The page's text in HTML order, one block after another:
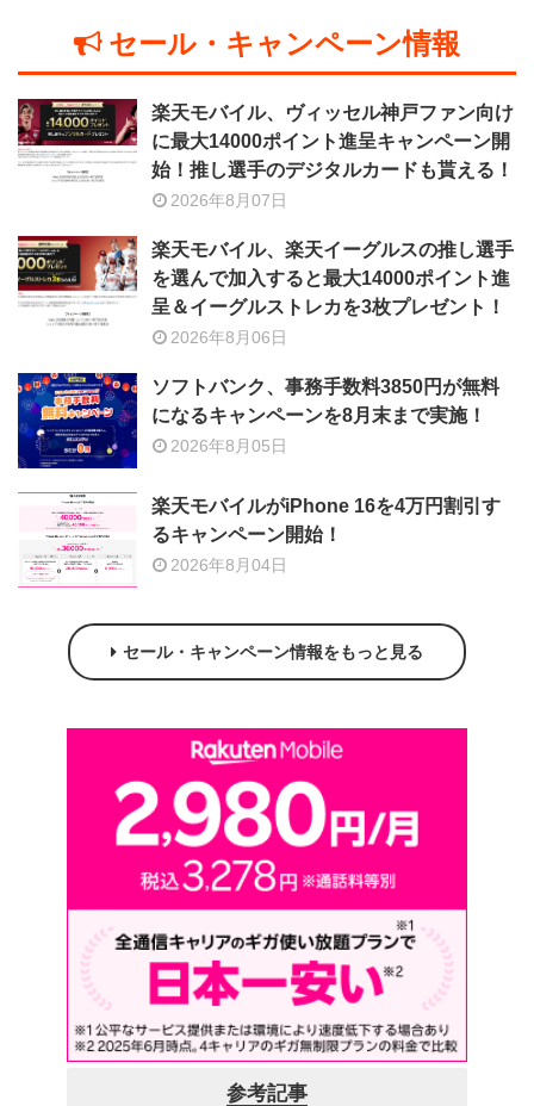
セール・キャンペーン情報
楽天モバイル、ヴィッセル神戸ファン向け
に最大14000ポイント進呈キャンペーン開
始！推し選手のデジタルカードも貰える！
2026年8月07日
楽天モバイル、楽天イーグルスの推し選手
を選んで加入すると最大14000ポイント進
呈＆イーグルストレカを3枚プレゼント！
2026年8月06日
ソフトバンク、事務手数料3850円が無料
になるキャンペーンを8月末まで実施！
2026年8月05日
楽天モバイルがiPhone 16を4万円割引す
るキャンペーン開始！
2026年8月04日
セール・キャンペーン情報をもっと見る
参考記事